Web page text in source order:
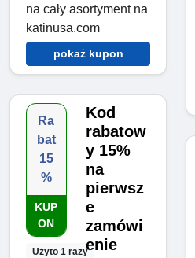
na cały asortyment na
katinusa.com
pokaż kupon
Ra
bat
15
%
KUP
ON
Użyto 1 razy
Kod
rabatow
y 15%
na
pierwsz
e
zamówi
enie